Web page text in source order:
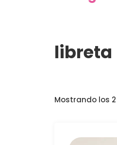
libreta
Mostrando los